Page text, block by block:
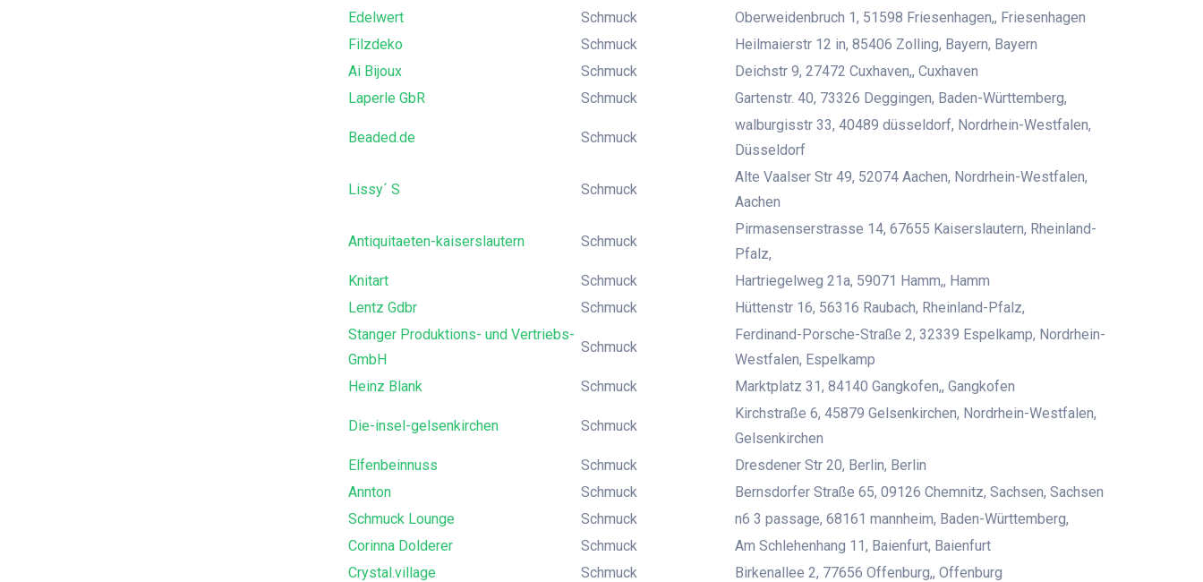
Edelwert
Schmuck
Oberweidenbruch 1, 51598 Friesenhagen,, Friesenhagen
Filzdeko
Schmuck
Heilmaierstr 12 in, 85406 Zolling, Bayern, Bayern
Ai Bijoux
Schmuck
Deichstr 9, 27472 Cuxhaven,, Cuxhaven
Laperle GbR
Schmuck Gartenstr. 40, 73326 Deggingen, Baden-Württemberg,
Beaded.de Schmuck
walburgisstr 33, 40489 düsseldorf, Nordrhein-Westfalen,
Düsseldorf
Lissy´ S Schmuck
Alte Vaalser Str 49, 52074 Aachen, Nordrhein-Westfalen,
Aachen
Antiquitaeten-kaiserslautern Schmuck
Pirmasenserstrasse 14, 67655 Kaiserslautern, Rheinland-
Pfalz,
Knitart
Schmuck
Hartriegelweg 21a, 59071 Hamm,, Hamm
Lentz Gdbr
Schmuck
Hüttenstr 16, 56316 Raubach, Rheinland-Pfalz,
Stanger Produktions- und Vertriebs-
GmbH
Schmuck
Ferdinand-Porsche-Straße 2, 32339 Espelkamp, Nordrhein-
Westfalen, Espelkamp
Heinz Blank
Schmuck Marktplatz 31, 84140 Gangkofen,, Gangkofen
Die-insel-gelsenkirchen Schmuck
Kirchstraße 6, 45879 Gelsenkirchen, Nordrhein-Westfalen,
Gelsenkirchen
Elfenbeinnuss
Schmuck
Dresdener Str 20, Berlin, Berlin
Annton
Schmuck
Bernsdorfer Straße 65, 09126 Chemnitz, Sachsen, Sachsen
Schmuck Lounge
Schmuck
n6 3 passage, 68161 mannheim, Baden-Württemberg,
Corinna Dolderer
Schmuck
Am Schlehenhang 11, Baienfurt, Baienfurt
Crystal.village
Schmuck Birkenallee 2, 77656 Offenburg,, Offenburg